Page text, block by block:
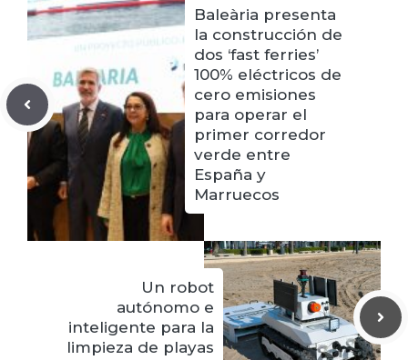
Baleària presenta
la construcción de
dos ‘fast ferries’
100% eléctricos de
cero emisiones
para operar el
primer corredor
verde entre
España y
Marruecos
Un robot
autónomo e
inteligente para la
limpieza de playas